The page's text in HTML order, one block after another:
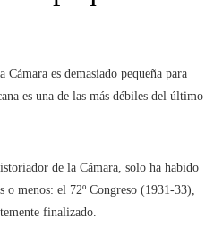
es demasiado pequeña para
es una de las más débiles del último
de la Cámara, solo ha habido
o menos: el 72º Congreso (1931-33),
finalizado.